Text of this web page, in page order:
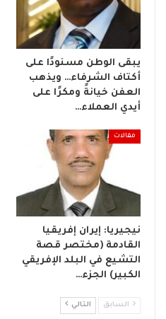
يبقى الوطن مسنودًا على
أكتاف الشرفاء… ويذهب
العفن خيانةً ومكرًا على
أيدي العملاء…
مقالات
نيجيريا: إيران إفريقيا
القادمة (مختصر قصة
التشيع في البلد الإفريقي
الكبير) الجزء…
السابق التالي